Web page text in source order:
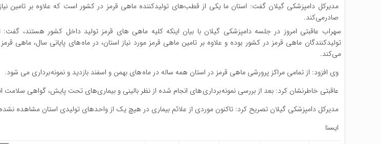
مدیرکل دامپزشکی گیلان گفت: استان ما یکی از قطب‌های تولیدکننده ماهی قرمز در کشور است که علاوه بر تامین نیاز
صادرمی‌کند.
سهراب عاقبتی امروز در جلسه دامپزشکی گیلان با بیان اینکه کلیه ماهی های قرمز تولید داخل کشور هستند، گفت:
تولیدکنندگان ماهی قرمز در کشور بوده و علاوه بر تامین ماهی قرمز مورد نیاز استان، در ماه های پایانی سال، ماهی
می‌کند.
وی افزود: از تمامی مراکز پرورشی ماهی قرمز در استان همه ساله در ماه های بهمن و اسفند بازدید و نمونه برداری می شود.
عاقبتی خاطرنشان کرد: بعد از بررسی نمونه برداری های انجام شده از نظر بالینی و بیماری‌های تحت پایش، گواهی سلامت
مدیرکل دامپزشکی گیلان تصریح کرد: تاکنون موردی از علائم بیماری در هیچ یک از واحدهای تولیدی استان مشاهده
ایسنا